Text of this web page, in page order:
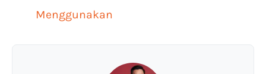
Menggunakan